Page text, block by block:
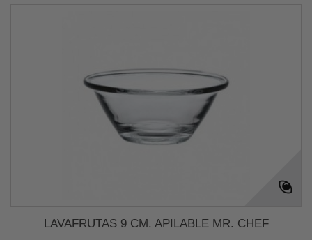
LAVAFRUTAS 9 CM. APILABLE MR. CHEF